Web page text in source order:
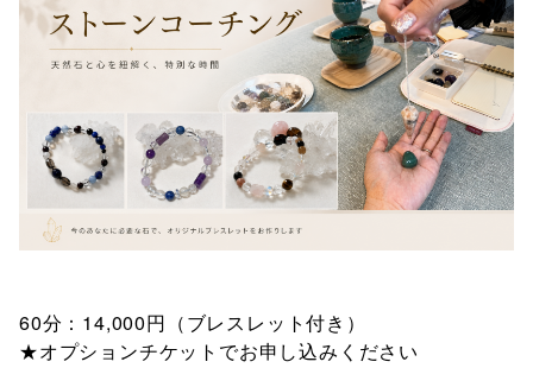
60分： 14,000 円（ブレスレット付き）
★オプションチケットでお申し込みください